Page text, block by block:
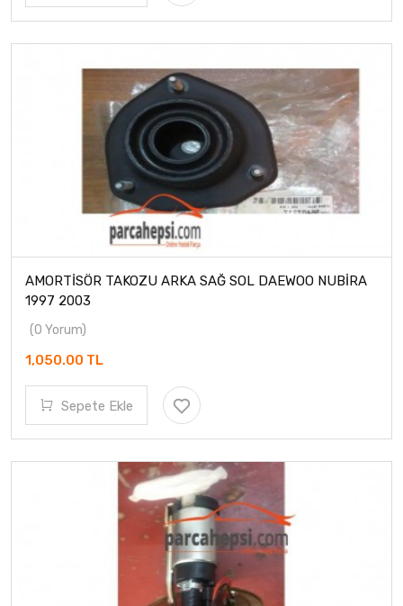
AMORTİSÖR TAKOZU ARKA SAĞ SOL DAEWOO NUBİRA
1997 2003
(0 Yorum)
1,050.00 TL
Sepete Ekle